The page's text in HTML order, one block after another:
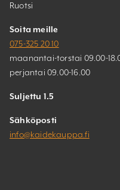
Ruotsi
Soita meille
075-325 20 10
maanantai-torstai 09.00-
perjantai 09.00-16.00
Suljettu 1.5
Sähköposti
info@kaidekauppa.fi